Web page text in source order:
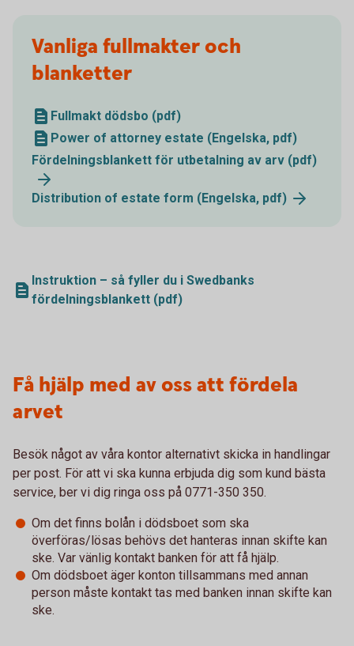
Vanliga fullmakter och
blanketter
Fullmakt dödsbo (pdf)
Power of attorney estate (Engelska, pdf)
Fördelningsblankett för utbetalning av arv (pdf)
Distribution of estate form (Engelska, pdf)
Instruktion – så fyller du i Swedbanks
fördelningsblankett (pdf)
Få hjälp med av oss att fördela
arvet
Besök något av våra kontor alternativt skicka in handlingar
per post. För att vi ska kunna erbjuda dig som kund bästa
service, ber vi dig ringa oss på 0771-350 350.
Om det finns bolån i dödsboet som ska
överföras/lösas behövs det hanteras innan skifte kan
ske. Var vänlig kontakt banken för att få hjälp.
Om dödsboet äger konton tillsammans med annan
person måste kontakt tas med banken innan skifte kan
ske.